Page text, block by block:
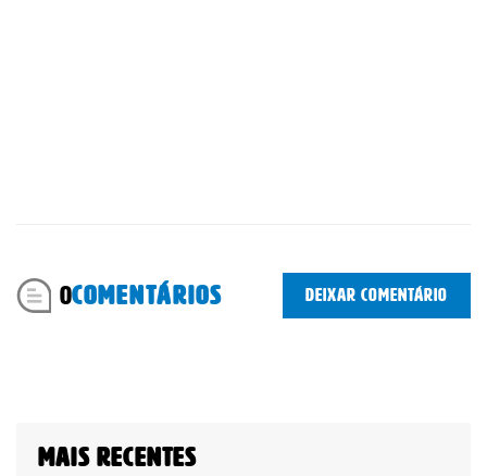
0COMENTÁRIOS Deixar comentário
Mais recentes